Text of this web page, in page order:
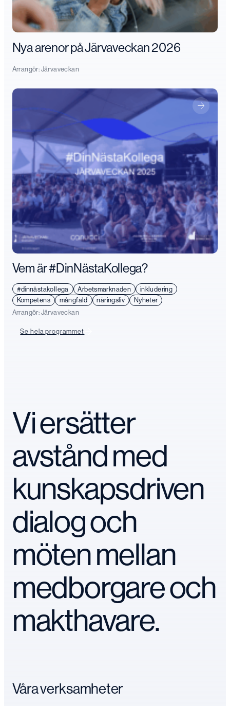
Nya arenor på Järvaveckan 2026
Arrangör:Järvaveckan
Vem är #DinNästaKollega?
#dinnästakollega Arbetsmarknaden
inkludering
Kompetens
mångfald näringsliv
Nyheter
Arrangör:Järvaveckan
Se hela programmet
Vi ersätter
avstånd med
kunskapsdriven
dialog och
möten mellan
medborgare och
makthavare.
Våra verksamheter